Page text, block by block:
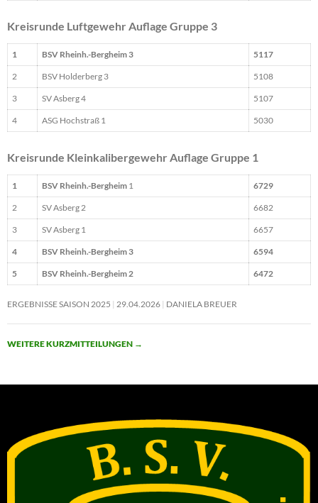
Kreisrunde Luftgewehr Auflage Gruppe 3
1 BSV Rheinh.-Bergheim 3 5117
2 BSV Holderberg 3 5108
3 SV Asberg 4 5107
4 ASG Hochstraß 1 5030
Kreisrunde Kleinkalibergewehr Auflage Gruppe 1
1 BSV Rheinh.-Bergheim 1 6729
2 SV Asberg 2 6682
3 SV Asberg 1 6657
4 BSV Rheinh.-Bergheim 3 6594
5 BSV Rheinh.-Bergheim 2 6472
ERGEBNISSE SAISON 2025 29.04.2026 DANIELA BREUER
WEITERE KURZMITTEILUNGEN →